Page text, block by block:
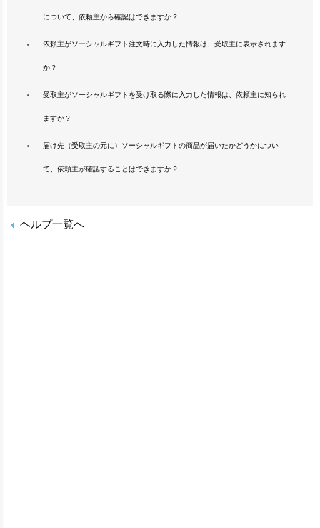
について、依頼主から確認はできますか？
依頼主がソーシャルギフト注文時に入力した情報は、受取主に表示されます
か？
受取主がソーシャルギフトを受け取る際に入力した情報は、依頼主に知られ
ますか？
届け先（受取主の元に）ソーシャルギフトの商品が届いたかどうかについ
て、依頼主が確認することはできますか？
ヘルプ一覧へ